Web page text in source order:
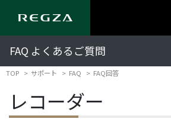
FAQ よくあるご質問
TOP サポート FAQ FAQ回答
レコーダー